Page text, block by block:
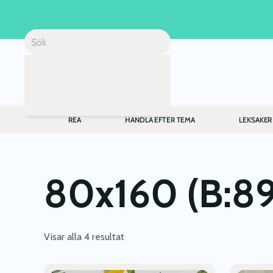
Skip to main content
REA HANDLA EFTER TEMA LEKSAKER
80x160
Visar alla 4 resultat
Den
Den